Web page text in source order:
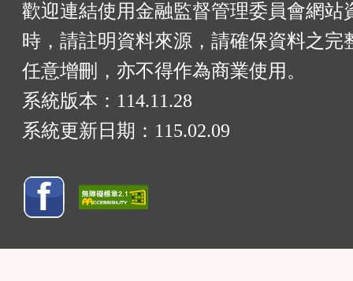
歡迎連結使用金融監督管理委員會網站
時，請註明資料來源，請確保資料之完
任意增刪，亦不得作為商業使用。
系統版本： 114.11.28
系統更新日期： 115.02.09